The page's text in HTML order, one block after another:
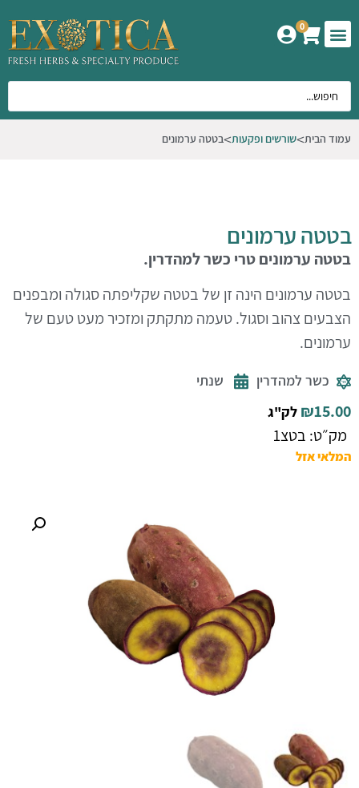
0
עמוד הבית שורשים ופקעות בטטה ערמונים
בטטה ערמונים
בטטה ערמונים טרי כשר למהדרין.
בטטה ערמונים הינה זן של בטטה שקליפתה סגולה ומבפנים
הצבעים צהוב וסגול. טעמה מתקתק ומזכיר מעט טעם של
ערמונים.
כשר למהדרין שנתי
₪15.00 לק"ג
מק״ט: בטצ1
המלאי אזל